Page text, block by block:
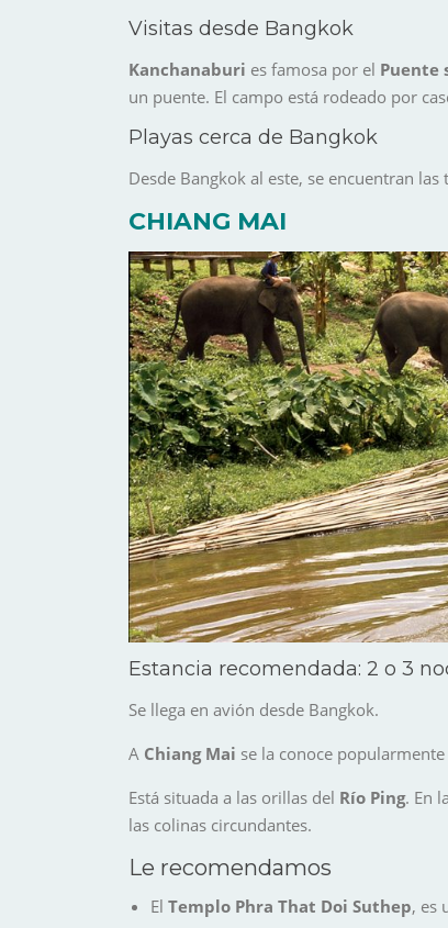
Visitas desde Bangkok
Kanchanaburi es famosa por el Puente
un puente. El campo está rodeado por
Playas cerca de Bangkok
Desde Bangkok al este, se encuentran las
CHIANG MAI
Estancia recomendada: 2 o 3
Se llega en avión desde Bangkok.
A Chiang Mai se la conoce popularmente
Está situada a las orillas del Río Ping. En la
las colinas circundantes.
Le recomendamos
El Templo Phra That Doi Suthep, es